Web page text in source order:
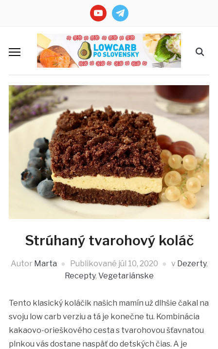
youtubetelegram
Strúhaný tvarohový koláč
Autor Marta Publikované júl 10, 2020 v Dezerty,
Recepty, Vegetariánske
Tento klasický koláčik našich mamín už dlhšie čakal na
svoju low carb verziu a tá je konečne tu. Kombinácia
kakaovo-orieškového cesta s tvarohovou šťavnatou
plnkou vás dostane naspäť do detských čias. A je